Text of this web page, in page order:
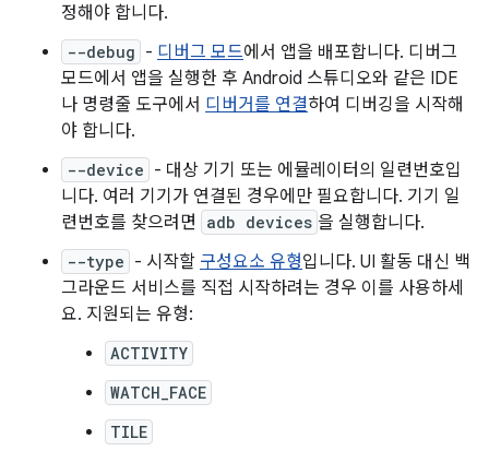
정해야 합니다.
--debug - 디버그 모드에서 앱을 배포합니다. 디버그
모드에서 앱을 실행한 후 Android 스튜디오와 같은 IDE
나 명령줄 도구에서 디버거를 연결하여 디버깅을 시작해
야 합니다.
--device - 대상 기기 또는 에뮬레이터의 일련번호입
니다. 여러 기기가 연결된 경우에만 필요합니다. 기기 일
련번호를 찾으려면
adb devices 을 실행합니다.
--type - 시작할 구성요소 유형입니다. UI 활동 대신 백
그라운드 서비스를 직접 시작하려는 경우 이를 사용하세
요. 지원되는 유형:
ACTIVITY
WATCH_FACE
TILE